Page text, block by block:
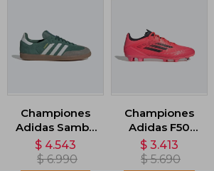
Championes
Adidas Samba
OG - Verde
$ 4.543
$ 6.990
Championes
Adidas F50
League -
Rosado
$ 3.413
$ 5.690